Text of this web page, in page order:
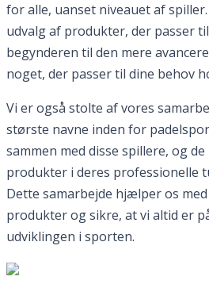
for alle, uanset niveauet af
udvalg af produkter, der passer
begynderen til den mere
noget, der passer til dine behov
Vi er også stolte af vores
største navne inden for
sammen med disse spillere, og
produkter i deres professionelle
Dette samarbejde hjælper os
produkter og sikre, at vi altid er
udviklingen i sporten.